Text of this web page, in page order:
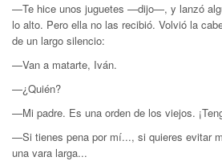
—Te hice unos juguetes —dijo—, y lanzó
lo alto. Pero ella no las recibió. Volvió la
de un largo silencio:
—Van a matarte, Iván.
—¿Quién?
—Mi padre. Es una orden de los viejos.
—Si tienes pena por mí..., si quieres evitar
una vara larga...